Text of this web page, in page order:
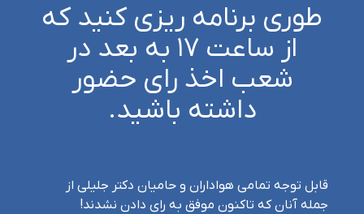
طوری برنامه ریزی کنید که
از ساعت ۱۷ به بعد در
شعب اخذ رای حضور
داشته باشید.
قابل توجه تمامی هواداران و حامیان دکتر جلیلی از
جمله آنان که تاکنون موفق به رای دادن نشدند!